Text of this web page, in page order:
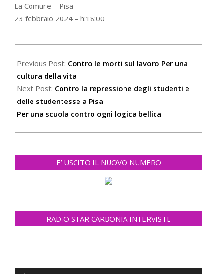
La Comune – Pisa
23 febbraio 2024 – h:18:00
02-
23
Previous Post: Contro le morti sul lavoro Per una
cultura della vita
Next Post: Contro la repressione degli studenti e
delle studentesse a Pisa
Per una scuola contro ogni logica bellica
E’ USCITO IL NUOVO NUMERO
RADIO STAR CARBONIA INTERVISTE